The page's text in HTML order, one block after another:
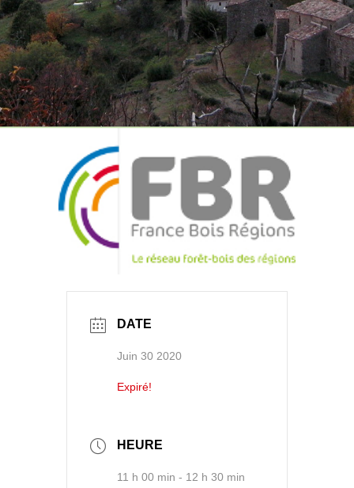
DATE
Juin 30 2020
Expiré!
HEURE
11 h 00 min - 12 h 30 min